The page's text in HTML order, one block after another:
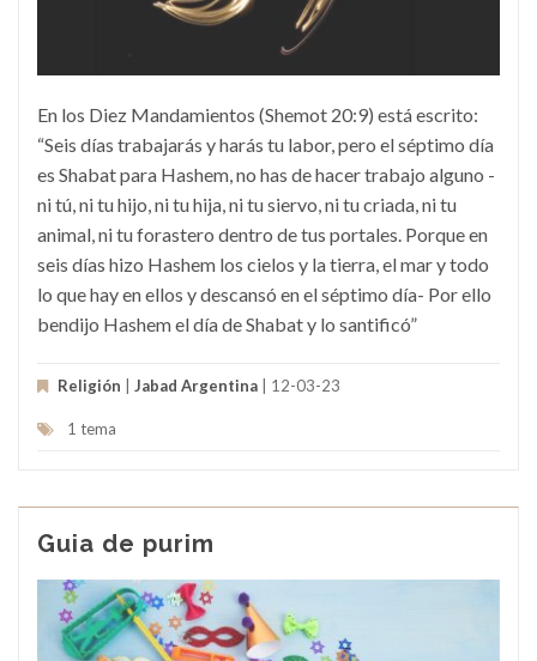
En los Diez Mandamientos (Shemot 20:9) está escrito:
“Seis días trabajarás y harás tu labor, pero el séptimo día
es Shabat para Hashem, no has de hacer trabajo alguno -
ni tú, ni tu hijo, ni tu hija, ni tu siervo, ni tu criada, ni tu
animal, ni tu forastero dentro de tus portales. Porque en
seis días hizo Hashem los cielos y la tierra, el mar y todo
lo que hay en ellos y descansó en el séptimo día- Por ello
bendijo Hashem el día de Shabat y lo santificó”
Religión Jabad Argentina | 12-03-23
1 tema
Guia de purim